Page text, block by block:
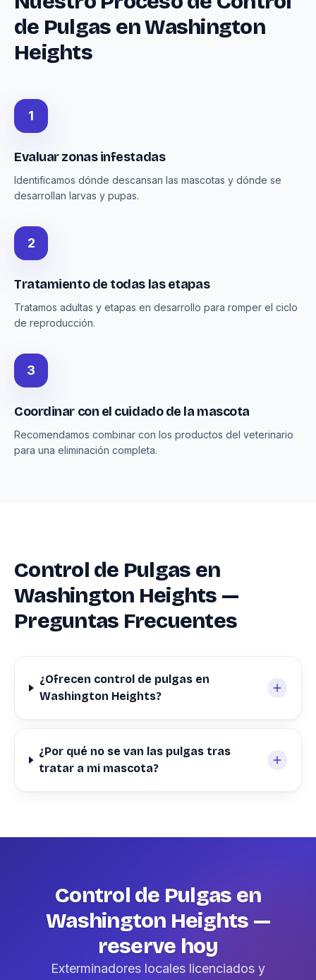
de Pulgas en Washington
Heights
1
Evaluar zonas infestadas
Identificamos dónde descansan las mascotas y dónde se
desarrollan larvas y pupas.
2
Tratamiento de todas las etapas
Tratamos adultas y etapas en desarrollo para romper el ciclo
de reproducción.
3
Coordinar con el cuidado de la mascota
Recomendamos combinar con los productos del veterinario
para una eliminación completa.
Control de Pulgas en
Washington Heights —
Preguntas Frecuentes
¿Ofrecen control de pulgas en
Washington Heights?
¿Por qué no se van las pulgas tras
tratar a mi mascota?
Control de Pulgas en
Washington Heights —
reserve hoy
Exterminadores locales licenciados y